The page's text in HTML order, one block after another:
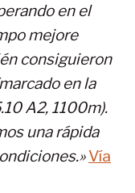
en el
mejore
consiguieron
en la
A2, 1100m).
una rápida
Vía